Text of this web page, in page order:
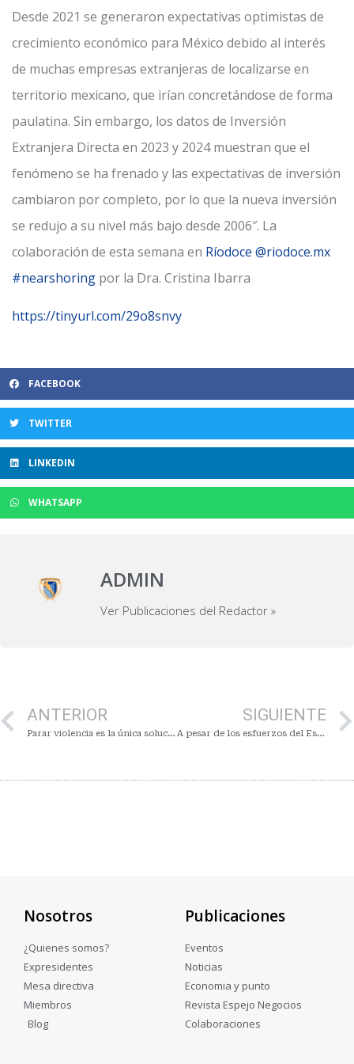
Desde 2021 se generaron expectativas optimistas de
crecimiento económico para México debido al interés
de muchas empresas extranjeras de localizarse en
territorio mexicano, que irían concretándose de forma
paulatina. Sin embargo, los datos de Inversión
Extranjera Directa en 2023 y 2024 muestran que el
fenómeno se ha frenado y las expectativas de inversión
cambiaron por completo, por lo que la nueva inversión
se redujo a su nivel más bajo desde 2006″. La
colaboración de esta semana en Ríodoce @riodoce.mx
#nearshoring por la Dra. Cristina Ibarra
https://tinyurl.com/29o8snvy
FACEBOOK
TWITTER
LINKEDIN
WHATSAPP
ADMIN
Ver Publicaciones del Redactor »
ANTERIOR
Parar violencia es la única solución para reactivar economía en Sinaloa: Colegio de Economistas
SIGUIENTE
A pesar de los esfuerzos del Estado por apoyar a empresarios, seguirán los cierres de negocios
Nosotros
¿Quienes somos?
Expresidentes
Mesa directiva
Miembros
Blog
Publicaciones
Eventos
Noticias
Economia y punto
Revista Espejo Negocios
Colaboraciones